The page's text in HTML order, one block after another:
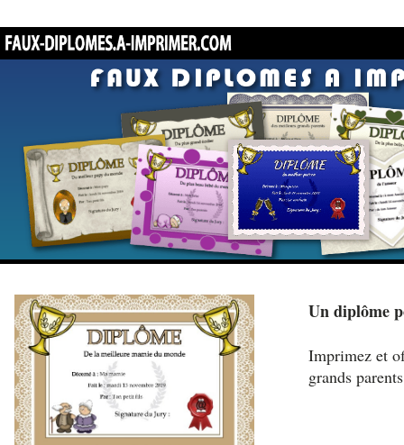
Un diplôme
Imprimez et
grands